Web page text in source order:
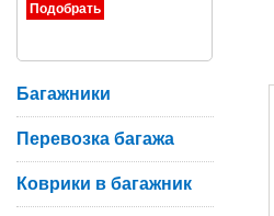
Багажники
Перевозка багажа
Коврики в багажник